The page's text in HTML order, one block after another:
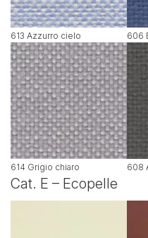
613 Azzurro cielo 606
614 Grigio chiaro 608
Cat. E – Ecopelle